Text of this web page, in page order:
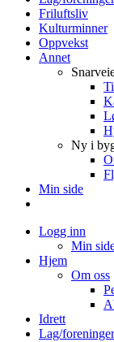
Friluftsliv
Kulturminner
Oppvekst
Annet
Ny i
Min side
Logg inn
Min
Hjem
Om oss
Idrett
Lag/foreninger